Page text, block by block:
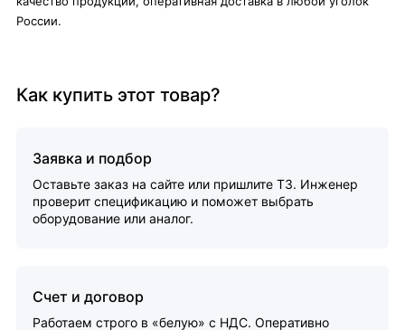
России.
Как купить этот товар?
Заявка и подбор
Оставьте заказ на сайте или пришлите ТЗ. Инженер
проверит спецификацию и поможет выбрать
оборудование или аналог.
Счет и договор
Работаем строго в «белую» с НДС. Оперативно